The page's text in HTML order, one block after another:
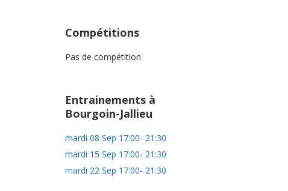
Compétitions
Pas de compétition
Entrainements à
Bourgoin-Jallieu
mardi 08 Sep 17:00- 21:30
mardi 15 Sep 17:00- 21:30
mardi 22 Sep 17:00- 21:30